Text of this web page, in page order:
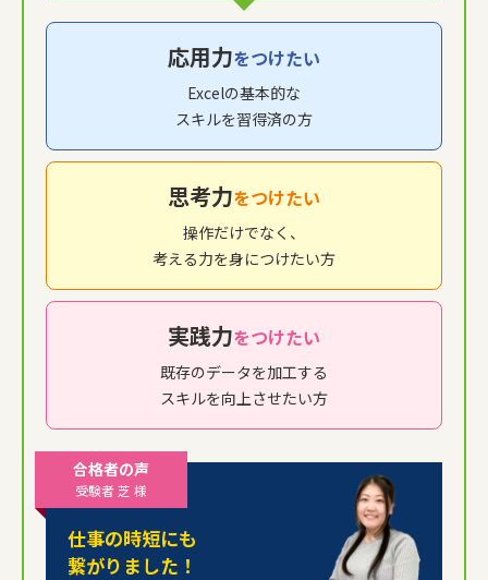
応用力をつけたい
Excelの基本的な
スキルを習得済の方
思考力をつけたい
操作だけでなく、
考える力を身につけたい方
実践力をつけたい
既存のデータを加工する
スキルを向上させたい方
合格者の声
受験者 芝 様
仕事の時短にも
繋がりました！